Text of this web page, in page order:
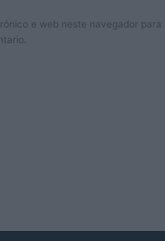
e web neste navegador para